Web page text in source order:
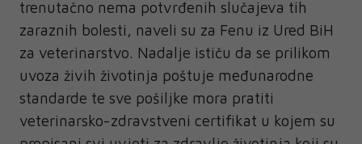
trenutačno nema potvrđenih slučajeva tih
zaraznih bolesti, naveli su za Fenu iz Ured BiH
za veterinarstvo. Nadalje ističu da se prilikom
uvoza živih životinja poštuje međunarodne
standarde te sve pošiljke mora pratiti
veterinarsko-zdravstveni certifikat u kojem su